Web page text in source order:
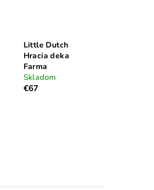
Little Dutch
Hracia deka
Farma
Skladom
€67